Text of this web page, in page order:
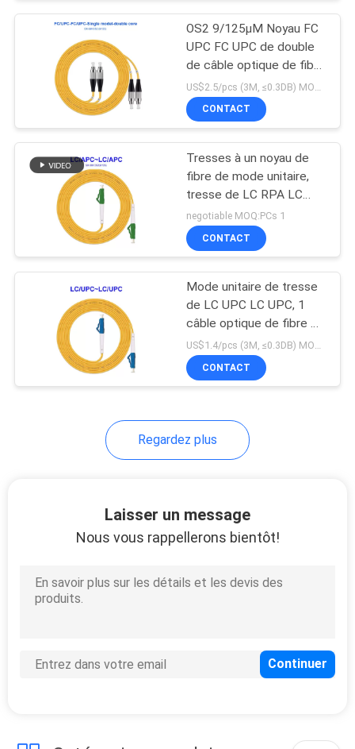
OS2 9/125µM Noyau FC
UPC FC UPC de double
de câble optique de fibre
de mode unitaire
CONTACT
Tresses à un noyau de
fibre de mode unitaire,
tresse de LC RPA LC
RPA
negotiable MOQ:PCs 1
CONTACT
Mode unitaire de tresse
de LC UPC LC UPC, 1
câble optique de fibre de
noyau écologique
US$1.4/pcs (3M, ≤0.3DB) MOQ:PCs 1
CONTACT
Regardez plus
Laisser un message
Nous vous rappellerons bientôt!